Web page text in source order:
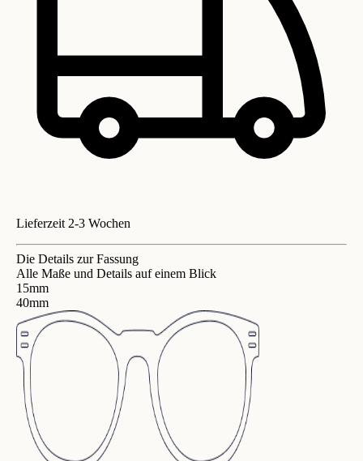
Lieferzeit 2-3 Wochen
Die Details zur Fassung
Alle Maße und Details auf einem Blick
15mm
40mm